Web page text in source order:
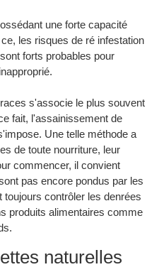
une forte capacité
les risques de ré infestation
forts probables pour
s'associe le plus souvent
fait, l'assainissement de
Une telle méthode a
de toute nourriture, leur
commencer, il convient
pas encore pondus par les
contrôler les denrées
produits alimentaires comme
naturelles